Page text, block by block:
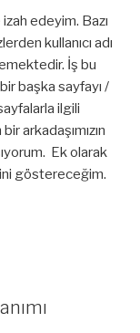
edeyim. Bazı
kullanıcı adı
İş bu
başka sayfayı /
ilgili
arkadaşımızın
Ek olarak
göstereceğim.